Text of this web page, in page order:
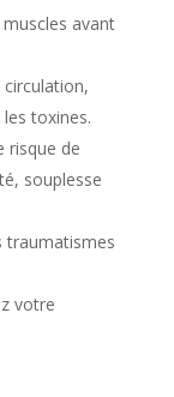
avant
circulation,
toxines.
risque de
souplesse
traumatismes
votre